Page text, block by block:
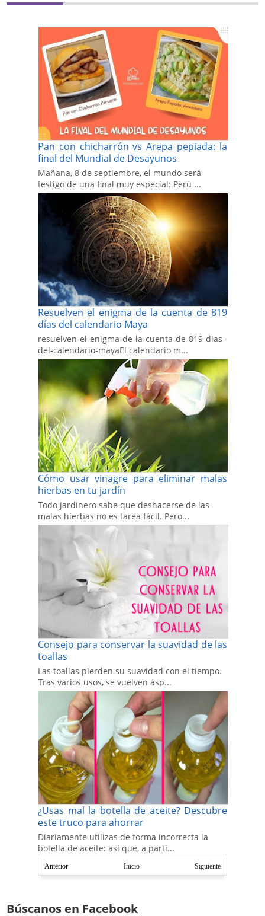
Pan con chicharrón vs Arepa pepiada: la
final del Mundial de Desayunos
Mañana, 8 de septiembre, el mundo será
testigo de una final muy especial: Perú ...
Resuelven el enigma de la cuenta de 819
días del calendario Maya
resuelven-el-enigma-de-la-cuenta-de-819-dias-
del-calendario-mayaEl calendario m...
Cómo usar vinagre para eliminar malas
hierbas en tu jardín
Todo jardinero sabe que deshacerse de las
malas hierbas no es tarea fácil. Pero...
Consejo para conservar la suavidad de las
toallas
Las toallas pierden su suavidad con el tiempo.
Tras varios usos, se vuelven ásp...
¿Usas mal la botella de aceite? Descubre
este truco para ahorrar
Diariamente utilizas de forma incorrecta la
botella de aceite: así que, a parti...
Anterior Siguiente
Inicio
Búscanos en Facebook